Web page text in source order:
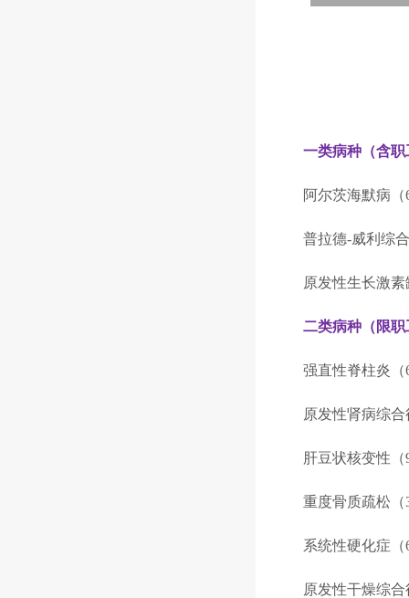
一类病种（含
阿尔茨海默病（
普拉德-威利综
原发性生长激
二类病种（限职
强直性脊柱炎（
原发性肾病综
肝豆状核变性（
重度骨质疏松（
系统性硬化症（
原发性干燥综